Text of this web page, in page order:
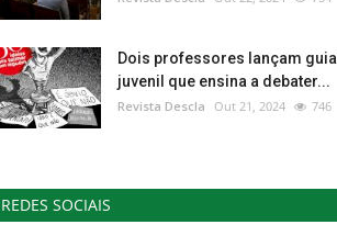
Dois professores lançam guia
juvenil que ensina a debater...
Revista Descla Out 21, 2024 746
REDES SOCIAIS